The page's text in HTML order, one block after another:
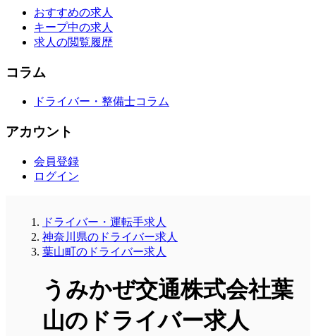
おすすめの求人
キープ中の求人
求人の閲覧履歴
コラム
ドライバー・整備士コラム
アカウント
会員登録
ログイン
ドライバー・運転手求人
神奈川県のドライバー求人
葉山町のドライバー求人
うみかぜ交通株式会社葉
山のドライバー求人